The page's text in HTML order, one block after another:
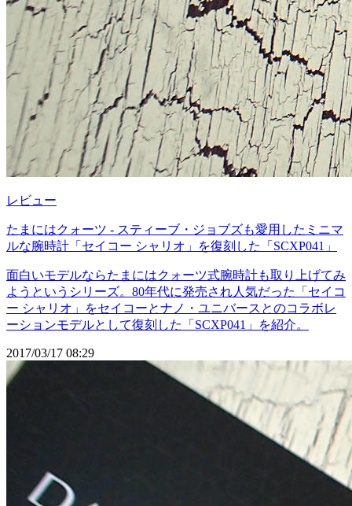
レビュー
たまにはクォーツ - スティーブ・ジョブズも愛用したミニマ
ルな腕時計「セイコー シャリオ」を復刻した「SCXP041」
面白いモデルならたまにはクォーツ式腕時計も取り上げてみ
ようというシリーズ。80年代に発売され人気だった「セイコ
ー シャリオ」をセイコーとナノ・ユニバースとのコラボレ
ーションモデルとして復刻した「SCXP041」を紹介。
2017/03/17 08:29